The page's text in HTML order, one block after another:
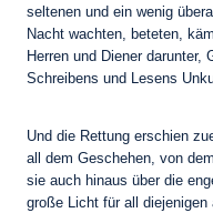
seltenen und ein wenig
Nacht wachten, beteten,
Herren und Diener darunter,
Schreibens und Lesens
Und die Rettung erschien
all dem Geschehen, von
sie auch hinaus über die
große Licht für all